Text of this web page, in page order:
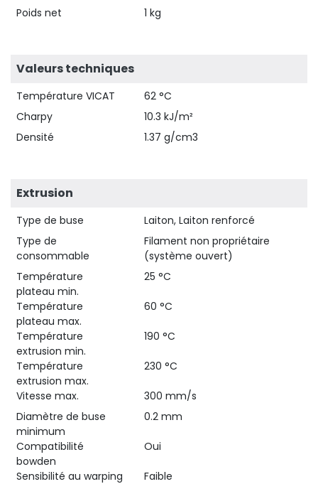
Poids net
1 kg
Valeurs techniques
Température VICAT
62 °C
Charpy
10.3 kJ/m²
Densité
1.37 g/cm3
Extrusion
Type de buse
Laiton, Laiton renforcé
Type de
consommable
Filament non propriétaire
(système ouvert)
Température
plateau min.
25 °C
Température
plateau max.
60 °C
Température
extrusion min.
190 °C
Température
extrusion max.
230 °C
Vitesse max.
300 mm/s
Diamètre de buse
minimum
0.2 mm
Compatibilité
bowden
Oui
Sensibilité au warping
Faible